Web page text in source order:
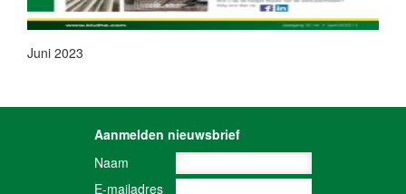
Juni 2023
Aanmelden nieuwsbrief
Naam
E-mailadres